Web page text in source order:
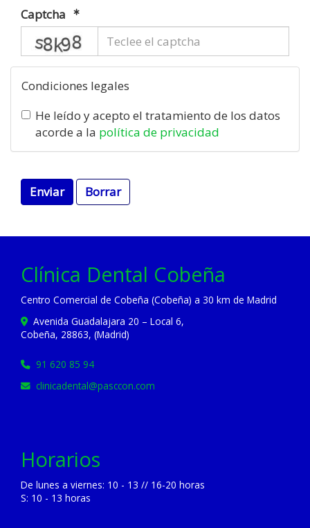
Captcha
captcha
Condiciones legales
He leído y acepto el tratamiento de los datos
acorde a la política de privacidad
Enviar Borrar
Clínica Dental Cobeña
Centro Comercial de Cobeña (Cobeña) a 30 km de Madrid
Avenida Guadalajara 20 – Local 6,
Cobeña, 28863, (Madrid)
91 620 85 94
clinicadental
pasccon.com
Horarios
De lunes a viernes: 10 - 13 // 16-20 horas
S: 10 - 13 horas